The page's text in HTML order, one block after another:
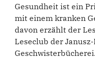
Gesundheit ist ein
mit einem kranken
davon erzählt der
Leseclub der
Geschwisterbücherei.